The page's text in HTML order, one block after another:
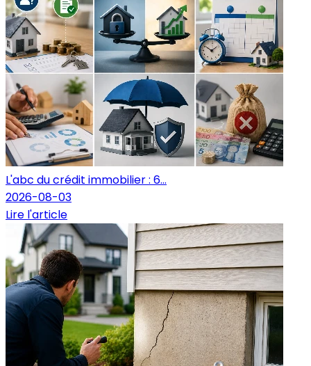
L'abc du crédit immobilier : 6...
2026-08-03
Lire l'article